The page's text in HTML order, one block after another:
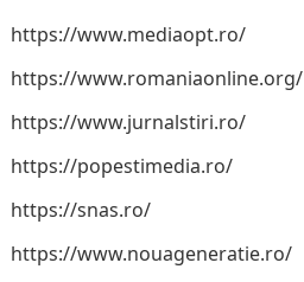
https://www.mediaopt.ro/
https://www.romaniaonline.org/
https://www.jurnalstiri.ro/
https://popestimedia.ro/
https://snas.ro/
https://www.nouageneratie.ro/